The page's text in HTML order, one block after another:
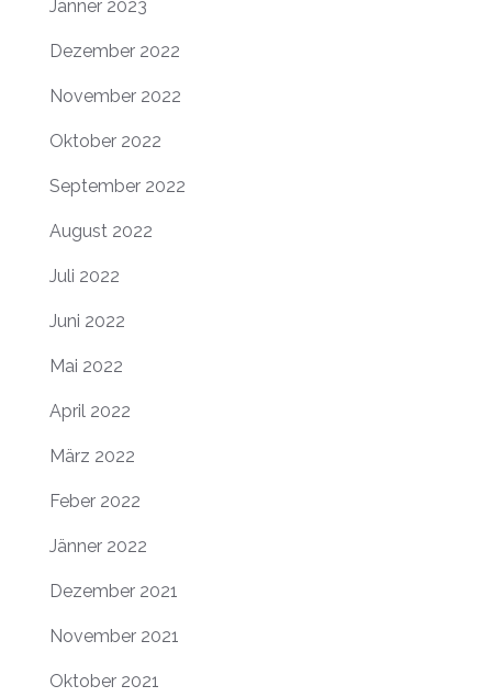
Jänner 2023
Dezember 2022
November 2022
Oktober 2022
September 2022
August 2022
Juli 2022
Juni 2022
Mai 2022
April 2022
März 2022
Feber 2022
Jänner 2022
Dezember 2021
November 2021
Oktober 2021